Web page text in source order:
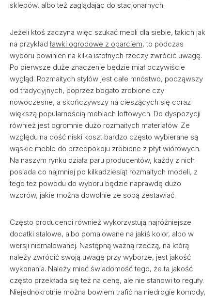
sklepów, albo też zaglądając do stacjonarnych.
Jeżeli ktoś zaczyna więc szukać mebli dla siebie, takich jak
na przykład ławki ogrodowe z oparciem, to podczas
wyboru powinien na kilka istotnych rzeczy zwrócić uwagę.
Po pierwsze duże znaczenie będzie miał oczywiście
wygląd. Rozmaitych stylów jest całe mnóstwo, począwszy
od tradycyjnych, poprzez bogato zrobione czy
nowoczesne, a skończywszy na cieszących się coraz
większą popularnością meblach loftowych. Do dyspozycji
również jest ogromnie dużo rozmaitych materiałów. Ze
względu na dość niski koszt bardzo często wybierane są
wąskie meble do przedpokoju zrobione z płyt wiórowych.
Na naszym rynku działa paru producentów, każdy z nich
posiada co najmniej po kilkadziesiąt rozmaitych modeli, z
tego też powodu do wyboru będzie naprawdę dużo
wzorów, jakie można dowolnie ze sobą zestawiać.
Często producenci również wykorzystują najróżniejsze
dodatki stalowe, albo pomalowane na jakiś kolor, albo w
wersji niemalowanej. Następną ważną rzeczą, na którą
należy zwrócić swoją uwagę przy wyborze, jest jakość
wykonania. Należy mieć świadomość tego, że ta jakość
często przekłada się też na cenę, ale nie stanowi to reguły.
Niejednokrotnie można bowiem trafić na niedrogie komody,